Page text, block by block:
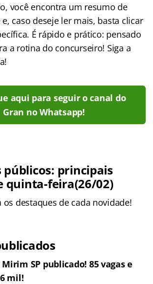
você encontra um resumo de
caso deseje ler mais, basta clicar
É rápido e prático: pensado
a rotina do concurseiro! Siga a
aqui para seguir o canal do
Gran no Whatsapp!
públicos: principais
quinta-feira(26/02)
destaques de cada novidade!
SP publicado! 85 vagas e
mil!